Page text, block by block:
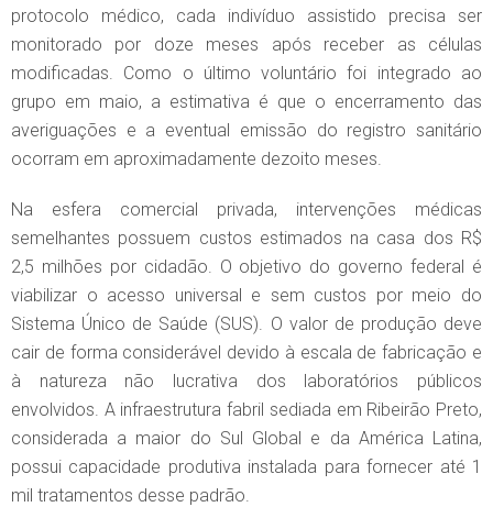
protocolo médico, cada indivíduo assistido precisa ser
monitorado por doze meses após receber as células
modificadas. Como o último voluntário foi integrado ao
grupo em maio, a estimativa é que o encerramento das
averiguações e a eventual emissão do registro sanitário
ocorram em aproximadamente dezoito meses.
Na esfera comercial privada, intervenções médicas
semelhantes possuem custos estimados na casa dos R$
2,5 milhões por cidadão. O objetivo do governo federal é
viabilizar o acesso universal e sem custos por meio do
Sistema Único de Saúde (SUS). O valor de produção deve
cair de forma considerável devido à escala de fabricação e
à natureza não lucrativa dos laboratórios públicos
envolvidos. A infraestrutura fabril sediada em Ribeirão Preto,
considerada a maior do Sul Global e da América Latina,
possui capacidade produtiva instalada para fornecer até 1
mil tratamentos desse padrão.